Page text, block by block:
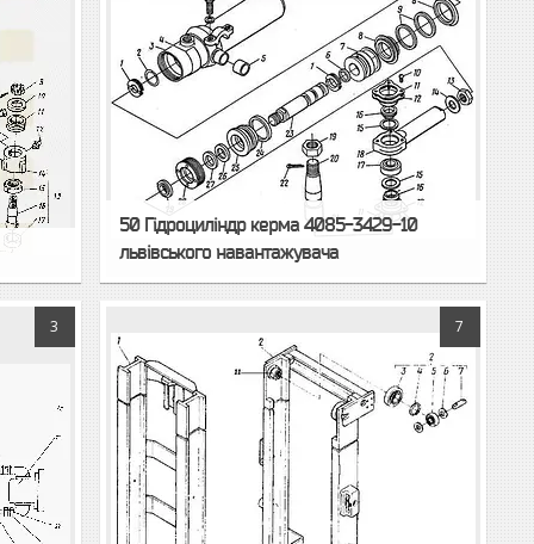
50 Гідроциліндр керма 4085-3429-10
львівського навантажувача
3 7